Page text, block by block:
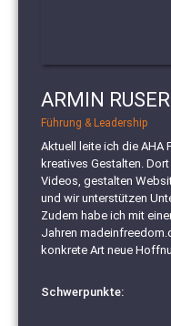
ARMIN RUSER
Führung & Leadership
Aktuell leite ich die AHA
kreatives Gestalten.
Videos, gestalten
und wir unterstützen
Zudem habe ich mit
Jahren
konkrete Art
Schwerpunkte: